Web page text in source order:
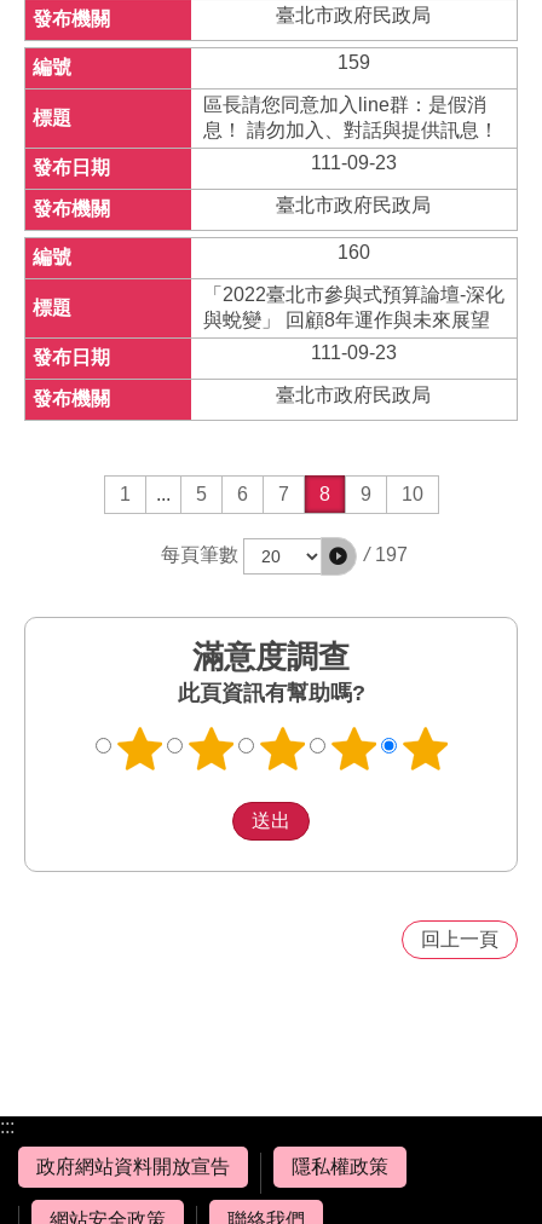
臺北市政府民政局
159
區長請您同意加入line群：是假消
息！ 請勿加入、對話與提供訊息！
111-09-23
臺北市政府民政局
160
「2022臺北市參與式預算論壇-深化
與蛻變」 回顧8年運作與未來展望
111-09-23
臺北市政府民政局
1 ... 5 6 7 8 9 10
每頁筆數 / 197
滿意度調查
此頁資訊有幫助嗎?
回上一頁
:::
政府網站資料開放宣告
隱私權政策
網站安全政策 聯絡我們